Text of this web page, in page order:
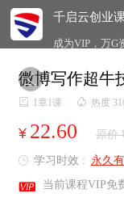
千启云创业
成为VIP，万G

微博写作超牛
 1章1课  热度
¥ 22.60 原价
 学习时效 : 永久
 当前课程VIP免